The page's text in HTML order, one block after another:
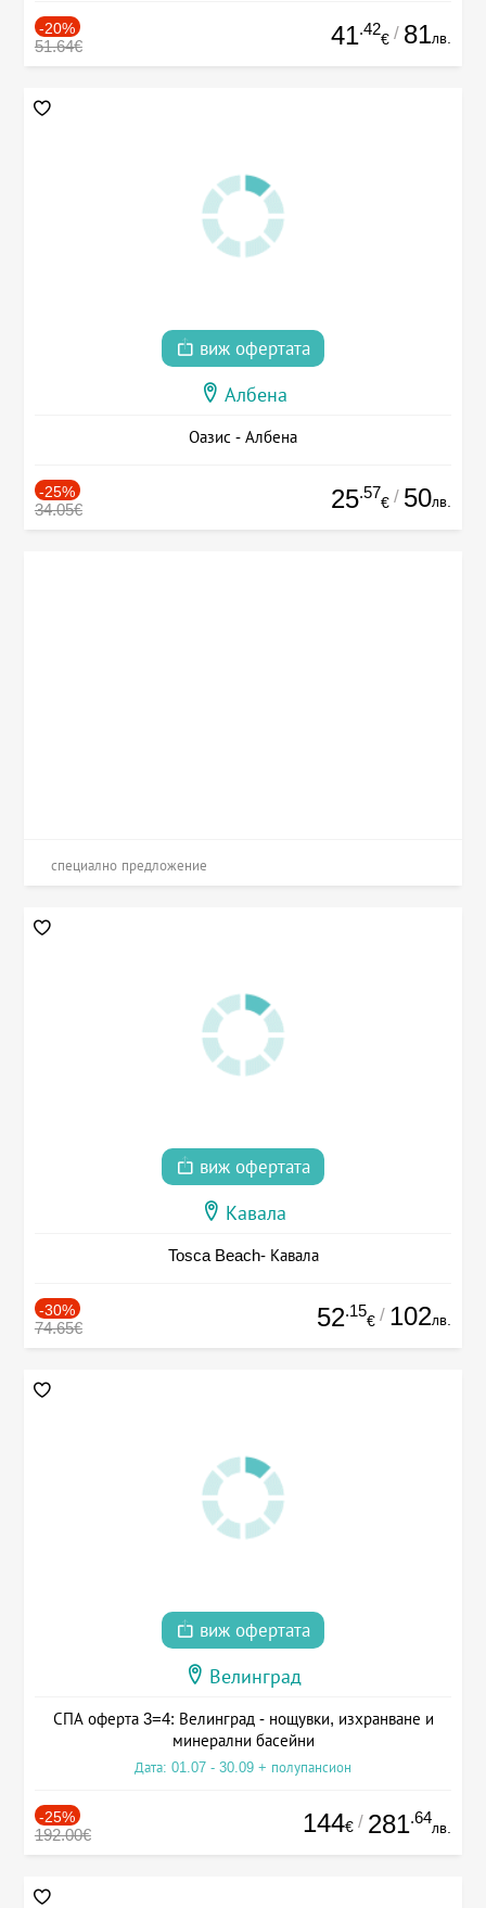
-20%
51.64€ 41.42
€ / 81лв.
виж офертата
Албена
Оазис - Албена
-25%
34.05€ 25.57
€ / 50лв.
специално предложение
виж офертата
Кавала
Tosca Beach- Кавала
-30%
74.65€ 52.15
€ / 102лв.
виж офертата
Велинград
СПА оферта 3=4: Велинград - нощувки, изхранване и
минерални басейни
Дата: 01.07 - 30.09 + полупансион
-25%
192.00€ 144€ / 281.64
лв.